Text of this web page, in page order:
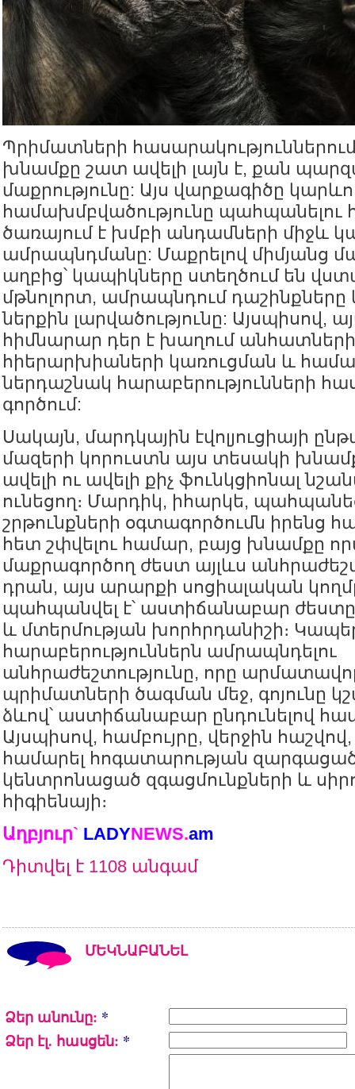
Պրիմատների
խնամքը շատ ավելի լայն է, քան
մաքրությունը: Այս վարքագիծը
համախմբվածությունը պահպանելու
ծառայում է խմբի անդամների միջև
ամրապնդմանը: Մաքրելով միմյանց
աղբից՝ կապիկները ստեղծում են
մթնոլորտ, ամրապնդում դաշինքները
ներքին լարվածությունը: Այսպիսով,
հիմնարար դեր է խաղում
հիերարխիաների կառուցման և
ներդաշնակ հարաբերությունների
գործում:
Սակայն, մարդկային էվոլյուցիայի
մազերի կորուստն այս տեսակի
ավելի ու ավելի քիչ ֆունկցիոնալ
ունեցող։ Մարդիկ, իհարկե,
շրթունքների օգտագործումն իրենց
հետ շփվելու համար, բայց խնամքը
մաքրագործող ժեստ այլևս
դրան, այս արարքի սոցիալական
պահպանվել է՝ աստիճանաբար ժեստը
և մտերմության խորհրդանիշի։
հարաբերություններն ամրապնդելու
անհրաժեշտությունը, որը
պրիմատների ծագման մեջ, գոյունը
ձևով՝ աստիճանաբար ընդունելով
Այսպիսով, համբույրը, վերջին հաշվով,
համարել հոգատարության
կենտրոնացած զգացմունքների և
հիգիենայի։
Աղբյուր` LADYNEWS.am
Դիտվել է 1108 անգամ
ՄԵԿՆԱԲԱՆԵԼ
Ձեր անունը: *
Ձեր էլ. հասցեն: *